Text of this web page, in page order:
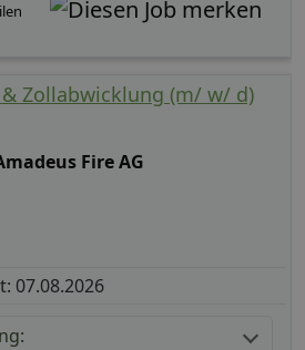
Zollabwicklung (m/ w/ d)
Fire AG
07.08.2026